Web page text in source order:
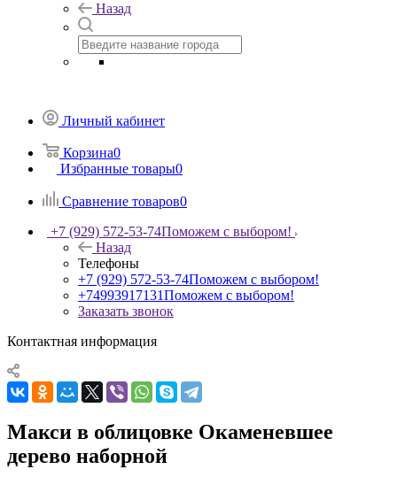
Назад
Личный кабинет
Корзина0
Избранные товары0
Сравнение товаров0
+7 (929) 572-53-74Поможем с выбором!
Назад
Телефоны
+7 (929) 572-53-74Поможем с выбором!
+74993917131Поможем с выбором!
Заказать звонок
Контактная информация
Макси в облицовке Окаменевшее
дерево наборной